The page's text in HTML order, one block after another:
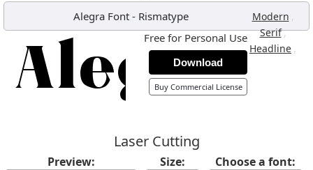
Alegra Font - Rismatype Modern ,
Serif,
Headline ,
Free for Personal Use
Download
Buy Commercial License
Laser Cutting
Preview: Size: Choose a font: